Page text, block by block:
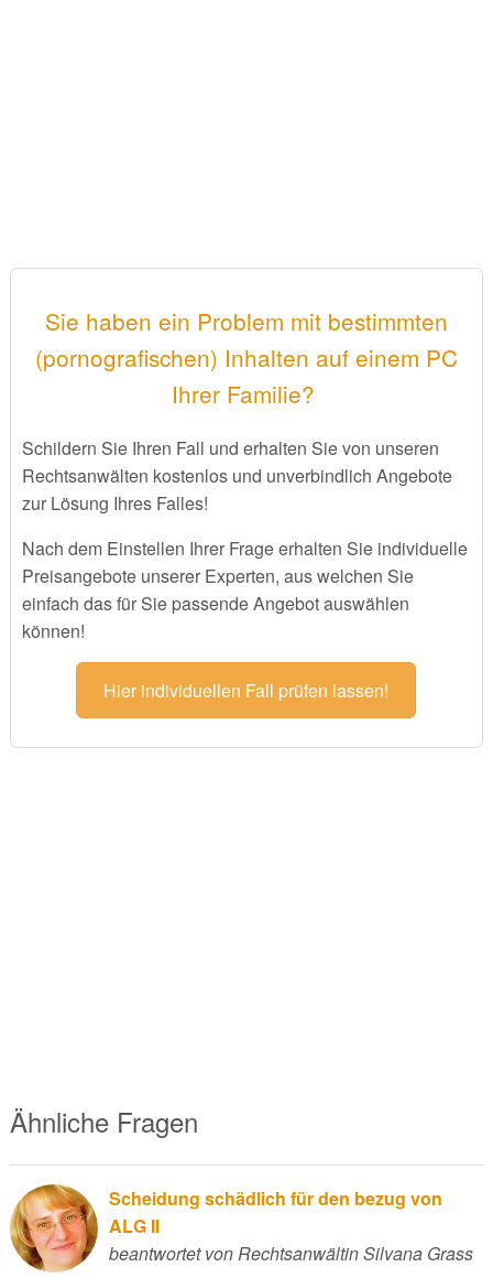
Sie haben ein Problem mit bestimmten
(pornografischen) Inhalten auf einem PC
Ihrer Familie?
Schildern Sie Ihren Fall und erhalten Sie von unseren
Rechtsanwälten kostenlos und unverbindlich Angebote
zur Lösung Ihres Falles!
Nach dem Einstellen Ihrer Frage erhalten Sie individuelle
Preisangebote unserer Experten, aus welchen Sie
einfach das für Sie passende Angebot auswählen
können!
Hier individuellen Fall prüfen lassen!
Ähnliche Fragen
Scheidung schädlich für den bezug von
ALG II
beantwortet von Rechtsanwältin Silvana Grass